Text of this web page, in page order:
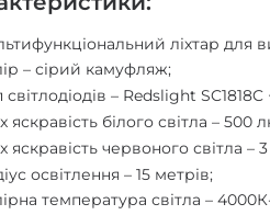
ліхтар для
– сірий камуфляж;
світлодіодів – Redslight
яскравість білого світла – 500
яскравість червоного світла –
освітлення – 15 метрів;
температура світла –